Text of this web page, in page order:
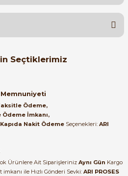
henüz soru sorulmamış.
Seçtiklerimiz
765LM 2700K Sarı Işık
Ödeme,
Ödeme İmkanı,
Nakit Ödeme Seçenekleri: ARI
Ürünlere Ait Siparişleriniz Aynı Gün Kargo
imkanı ile Hızlı Gönderi Sevki: ARI PROSES